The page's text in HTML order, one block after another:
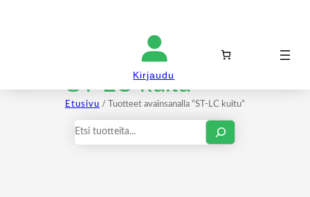
Kirjaudu
ST-LC kuitu
Etusivu / Tuotteet avainsanalla “ST-LC kuitu”
Haku